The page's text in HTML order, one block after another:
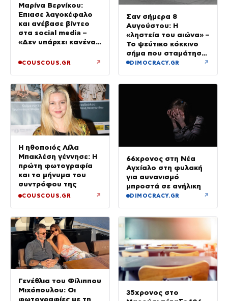
Μαρίνα Βερνίκου:
Έπιασε λαγοκέφαλο
και ανέβασε βίντεο
στα social media –
«Δεν υπάρχει κανένας
COUSCOUS.GR ↗
Σαν σήμερα 8
Αυγούστου: Η
«ληστεία του αιώνα» –
Το ψεύτικο κόκκινο
σήμα που σταμάτησε
τρένο με 2,6 εκατ.
DIMOCRACY.GR ↗
Η ηθοποιός Λίλα
Μπακλέση γέννησε: Η
πρώτη φωτογραφία
και το μήνυμα του
συντρόφου της
COUSCOUS.GR ↗
66χρονος στη Νέα
Αγχίαλο στη φυλακή
για αυνανισμό
μπροστά σε ανήλικη
DIMOCRACY.GR ↗
Γενέθλια του Φίλιππου
Μιχόπουλου: Οι
φωτογραφίες με τη
35χρονος στο